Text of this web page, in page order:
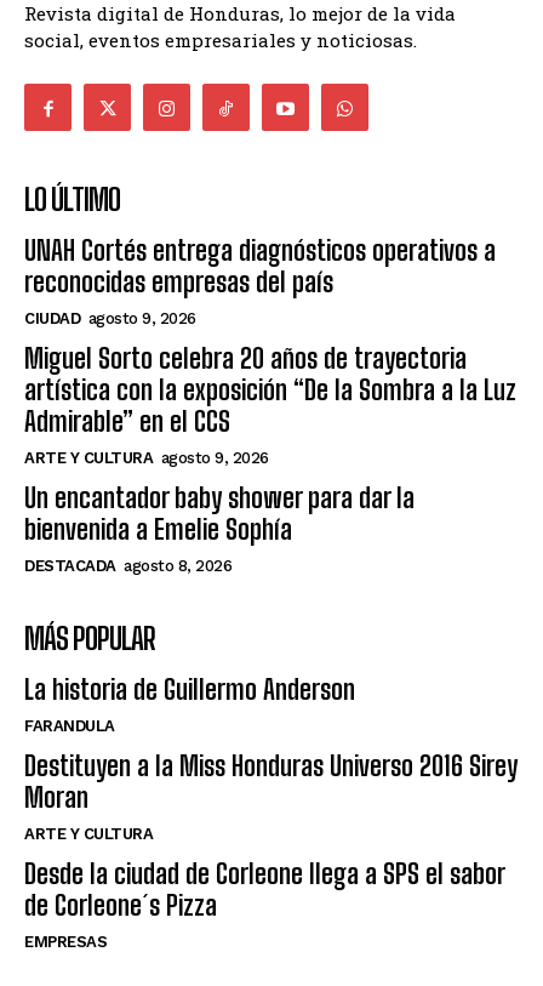
Revista digital de Honduras, lo mejor de la vida
social, eventos empresariales y noticiosas.
LO ÚLTIMO
UNAH Cortés entrega diagnósticos operativos a
reconocidas empresas del país
CIUDAD agosto 9, 2026
Miguel Sorto celebra 20 años de trayectoria
artística con la exposición “De la Sombra a la Luz
Admirable” en el CCS
ARTE Y CULTURA agosto 9, 2026
Un encantador baby shower para dar la
bienvenida a Emelie Sophía
DESTACADA agosto 8, 2026
MÁS POPULAR
La historia de Guillermo Anderson
FARANDULA
Destituyen a la Miss Honduras Universo 2016 Sirey
Moran
ARTE Y CULTURA
Desde la ciudad de Corleone llega a SPS el sabor
de Corleone´s Pizza
EMPRESAS